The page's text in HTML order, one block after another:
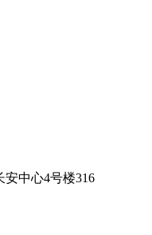
中心4号楼316